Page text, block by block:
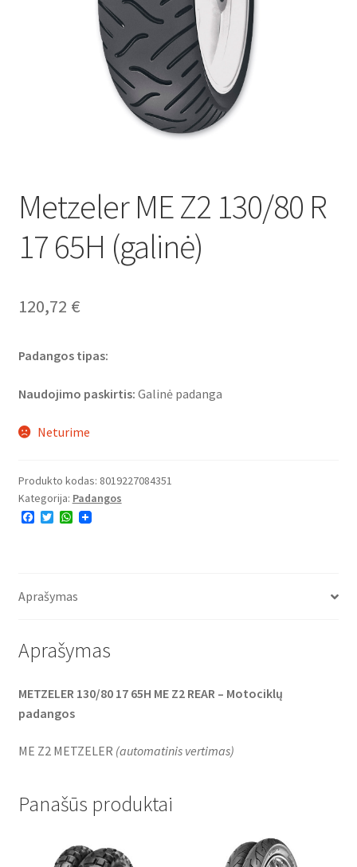
Metzeler ME Z2 130/80 R
17 65H (galinė)
120,72 €
Padangos tipas:
Naudojimo paskirtis: Galinė padanga
Neturime
Produkto kodas: 8019227084351
Kategorija: Padangos
F
o
T
r
W
p
Aprašymas
Aprašymas
METZELER 130/80 17 65H ME Z2 REAR – Motociklų
padangos
ME Z2 METZELER (automatinis vertimas)
Panašūs produktai